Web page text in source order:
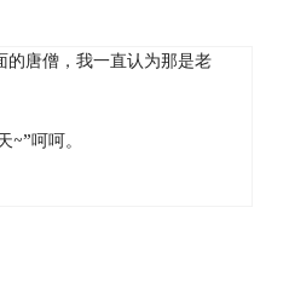
的唐僧，我一直认为那是老
呵呵。